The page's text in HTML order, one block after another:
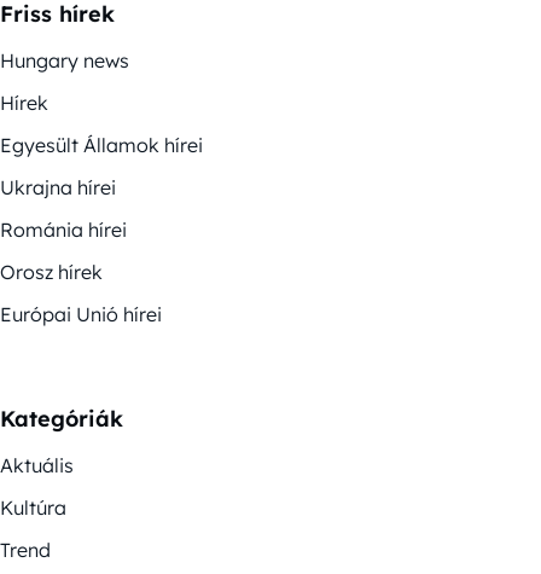
Friss hírek
Hungary news
Hírek
Egyesült Államok hírei
Ukrajna hírei
Románia hírei
Orosz hírek
Európai Unió hírei
Kategóriák
Aktuális
Kultúra
Trend